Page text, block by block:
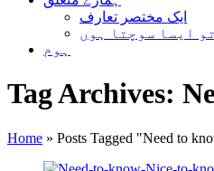
ایک مختصر تعارف
ایسا سوچتا ہوں
ہوم
Tag Archives:
Home » Posts Tagged "Need to